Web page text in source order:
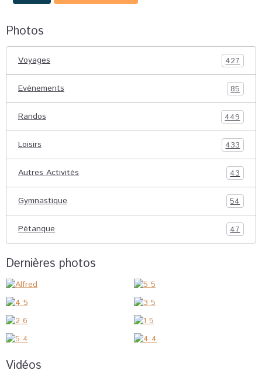
Photos
Voyages 427
Evénements 85
Randos 449
Loisirs 433
Autres Activités 43
Gymnastique 54
Pétanque 47
Dernières photos
Vidéos